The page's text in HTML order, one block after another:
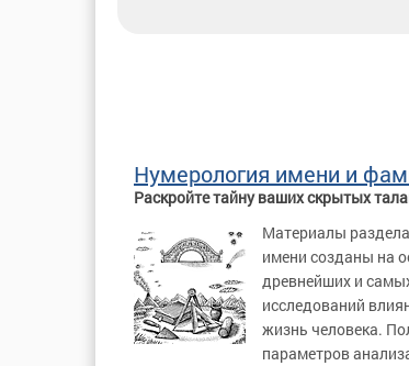
Нумерология имени и
Раскройте тайну ваших скрытых
Материалы
имени созданы на
древнейших и
исследований
жизнь человека.
параметров